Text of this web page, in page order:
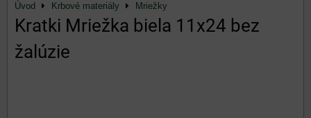
Úvod Krbové materiály Mriežky
Kratki Mriežka biela 11x24 bez
žalúzie